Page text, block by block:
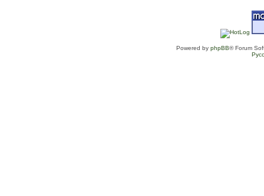
Powered by phpBB® Forum